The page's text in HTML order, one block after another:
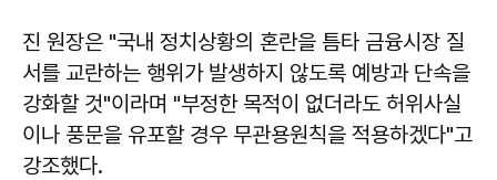
진 원장은 "국내 정치상황의 혼란을 틈타 금융시장 질
서를 교란하는 행위가 발생하지 않도록 예방과 단속을
강화할 것"이라며 "부정한 목적이 없더라도 허위사실
이나 풍문을 유포할 경우 무관용원칙을 적용하겠다"고
강조했다.